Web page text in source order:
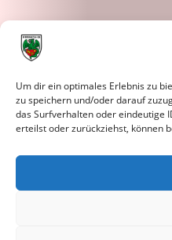
Um dir ein optimales Erlebnis zu
zu speichern und/oder darauf
das Surfverhalten oder eindeutige
erteilst oder zurückziehst, können